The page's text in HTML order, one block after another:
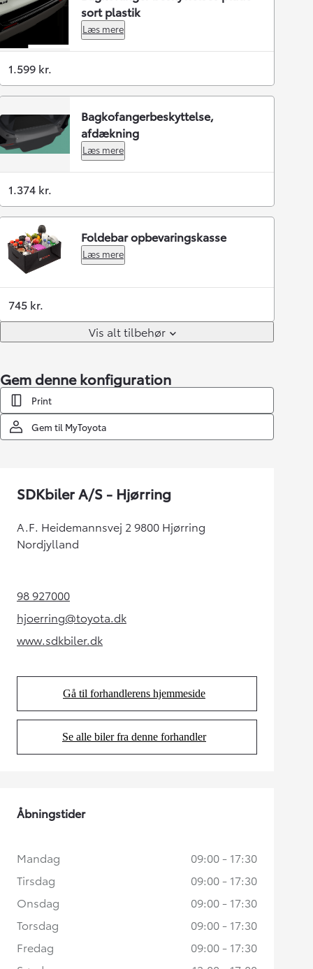
sort plastik
Læs mere
1.599 kr.
Bagkofangerbeskyttelse,
afdækning
Læs mere
1.374 kr.
Foldebar opbevaringskasse
Læs mere
745 kr.
Vis alt tilbehør
Gem denne konfiguration
Print
Gem til MyToyota
SDKbiler A/S - Hjørring
A.F. Heidemannsvej 2 9800 Hjørring
Nordjylland
98 927000(Opens in new tab)
hjoerring@toyota.dk
(Opens in new tab)
www.sdkbiler.dk(Opens in new tab)
Gå til forhandlerens hjemmeside
(Opens in new tab)
Se alle biler fra denne forhandler
(Opens in new tab)
Åbningstider
Mandag
09:00 - 17:30
Tirsdag
09:00 - 17:30
Onsdag
09:00 - 17:30
Torsdag
09:00 - 17:30
Fredag
09:00 - 17:30